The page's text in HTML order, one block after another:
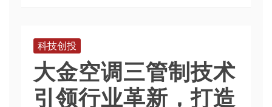
科技创投
大金空调三管制技术
引领行业革新，打造